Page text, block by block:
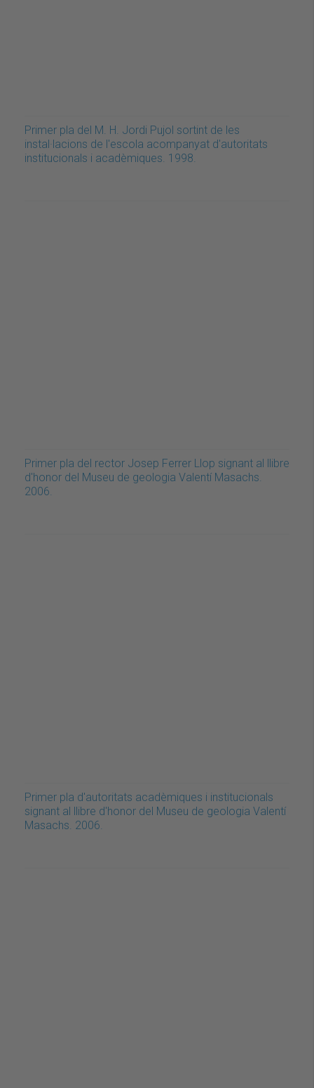
Primer pla del M. H. Jordi Pujol sortint de les
instal·lacions de l'escola acompanyat d'autoritats
institucionals i acadèmiques. 1998.
Primer pla del rector Josep Ferrer Llop signant al llibre
d'honor del Museu de geologia Valentí Masachs.
2006.
Primer pla d'autoritats acadèmiques i institucionals
signant al llibre d'honor del Museu de geologia Valentí
Masachs. 2006.